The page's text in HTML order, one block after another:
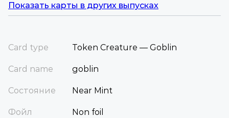
Показать карты в других выпусках
Card type Token Creature — Goblin
Card name goblin
Состояние Near Mint
Фойл Non foil